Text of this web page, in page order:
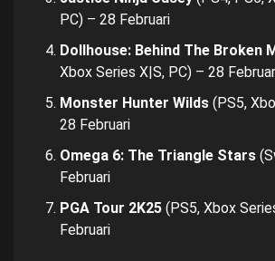
PC) – 28 Februari
Dollhouse: Behind The Broken
Xbox Series X|S, PC) – 28
Monster Hunter Wilds (PS5,
28 Februari
Omega 6: The Triangle Stars
Februari
PGA Tour 2K25 (PS5, Xbox
Februari